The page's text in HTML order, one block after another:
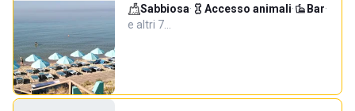
Sabbiosa· Accesso animali· Bar·
e altri 7…